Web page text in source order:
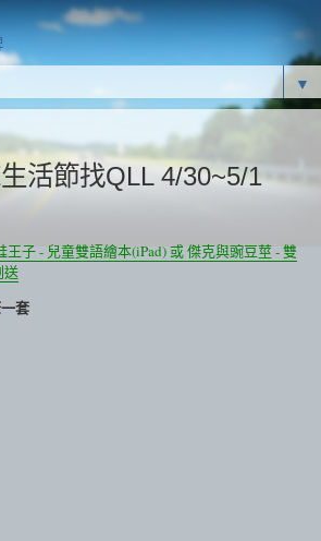
▼
活節找QLL 4/30~5/1
王子 - 兒童雙語繪本(iPad) 或 傑克與豌豆莖 - 雙
送
套